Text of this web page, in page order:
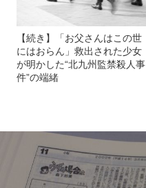
【続き】「お父さんはこの世
にはおらん」救出された少女
が明かした“北九州監禁殺人事
件”の端緒